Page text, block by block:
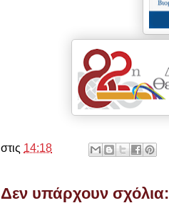
στις 14:18
Δεν υπάρχουν σχόλια: